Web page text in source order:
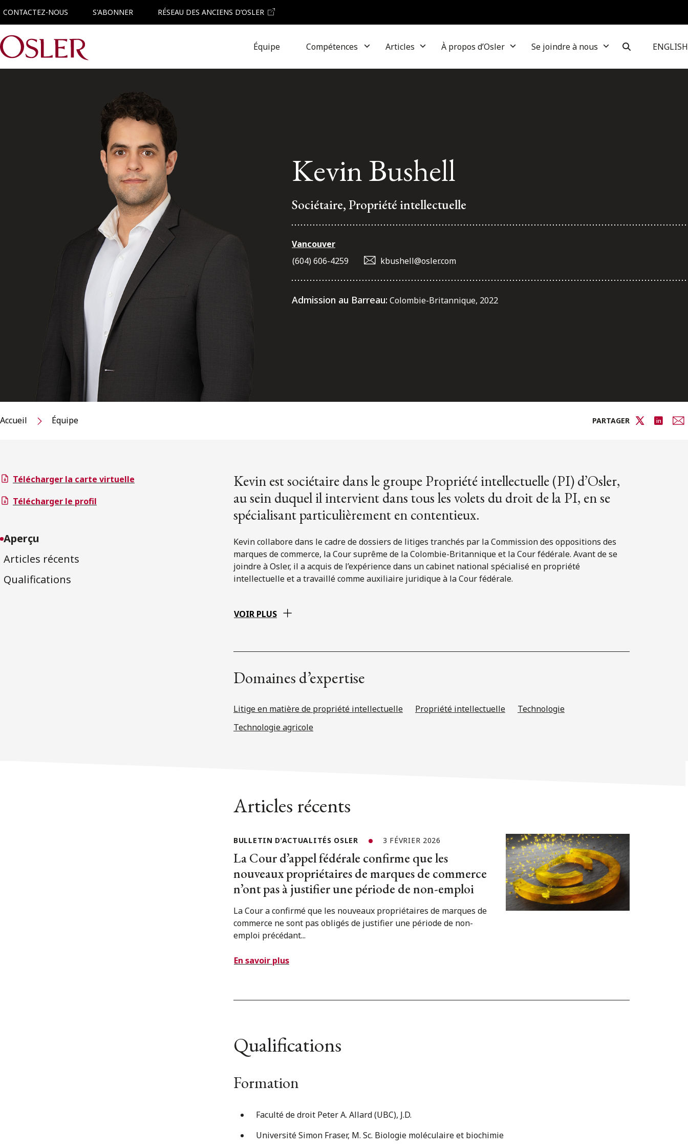
CONTACTEZ-NOUS S'ABONNER RÉSEAU DES ANCIENS D’OSLER
Main Navigation Équipe Compétences Articles À propos d’Osler Se joindre à nous ENGLISH
Kevin Bushell
Sociétaire, Propriété intellectuelle
Vancouver
(604) 606-4259
kbushell@osler.com
Admission au Barreau: Colombie-Britannique, 2022
Accueil Équipe PARTAGER
Télécharger la carte virtuelle
Télécharger le profil
Aperçu
Articles récents
Qualifications
Kevin est sociétaire dans le groupe Propriété intellectuelle (PI) d’Osler,
au sein duquel il intervient dans tous les volets du droit de la PI, en se
spécialisant particulièrement en contentieux.
Kevin collabore dans le cadre de dossiers de litiges tranchés par la Commission des oppositions des
marques de commerce, la Cour suprême de la Colombie-Britannique et la Cour fédérale. Avant de se
joindre à Osler, il a acquis de l’expérience dans un cabinet national spécialisé en propriété
intellectuelle et a travaillé comme auxiliaire juridique à la Cour fédérale.
VOIR PLUS
Domaines d’expertise
Litige en matière de propriété intellectuelle Propriété intellectuelle
Technologie
Technologie agricole
Articles récents
BULLETIN D’ACTUALITÉS OSLER 3 FÉVRIER 2026
La Cour d’appel fédérale confirme que les
nouveaux propriétaires de marques de commerce
n’ont pas à justifier une période de non-emploi
La Cour a confirmé que les nouveaux propriétaires de marques de
commerce ne sont pas obligés de justifier une période de non-
emploi précédant...
En savoir plus
Qualifications
Formation
Faculté de droit Peter A. Allard (UBC), J.D.
Université Simon Fraser, M. Sc. Biologie moléculaire et biochimie